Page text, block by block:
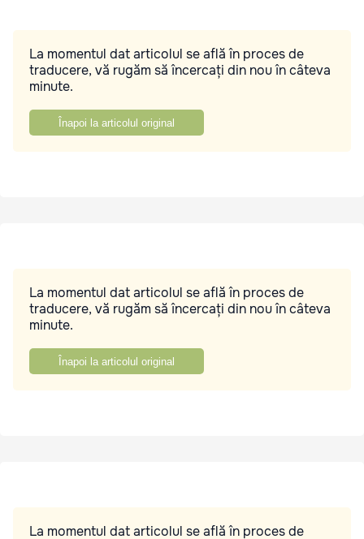
La momentul dat articolul se află în proces de
traducere, vă rugăm să încercați din nou în câteva
minute.
Înapoi la articolul original
La momentul dat articolul se află în proces de
traducere, vă rugăm să încercați din nou în câteva
minute.
Înapoi la articolul original
La momentul dat articolul se află în proces de